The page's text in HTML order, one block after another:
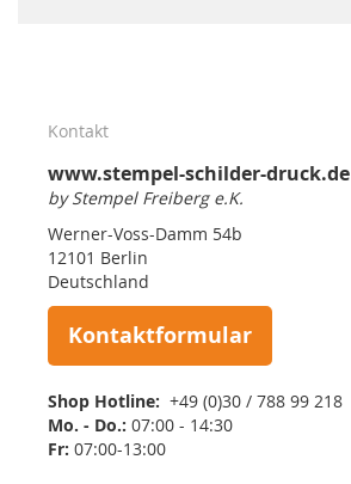
Kontakt
www.stempel-schilder-druck.de
by Stempel Freiberg e.K.
Werner-Voss-Damm 54b
12101 Berlin
Deutschland
Kontaktformular
Shop Hotline: +49 (0)30 / 788 99 218
Mo. - Do.: 07:00 - 14:30
Fr: 07:00-13:00